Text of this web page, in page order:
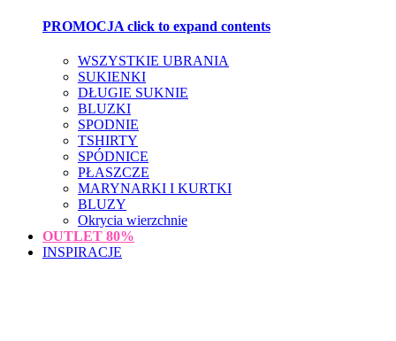
PROMOCJA click to expand contents
WSZYSTKIE UBRANIA
SUKIENKI
DŁUGIE SUKNIE
BLUZKI
SPODNIE
TSHIRTY
SPÓDNICE
PŁASZCZE
MARYNARKI I KURTKI
BLUZY
Okrycia wierzchnie
OUTLET 80%
INSPIRACJE